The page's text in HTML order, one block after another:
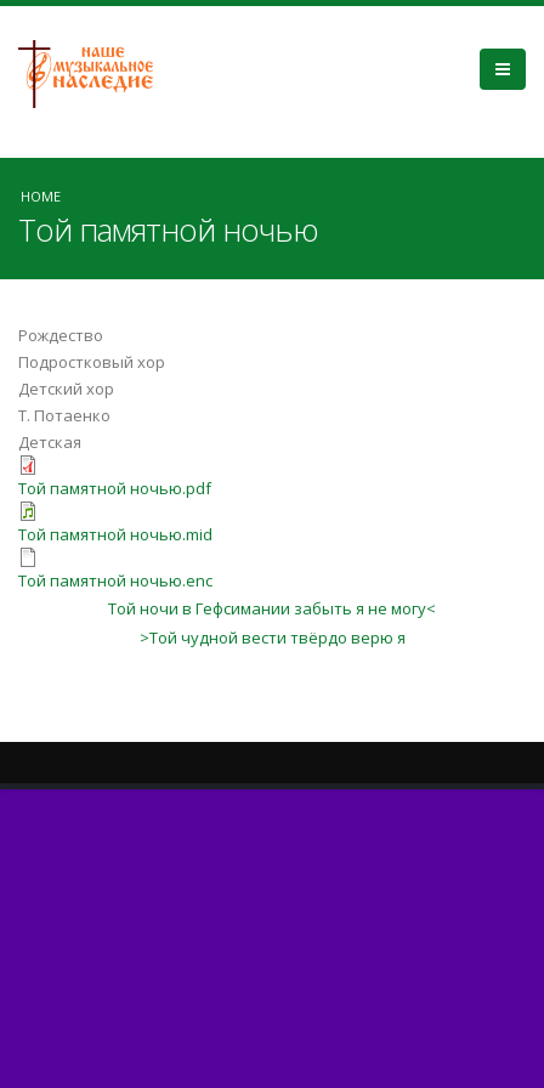
HOME
Той памятной ночью
Рождество
Подростковый хор
Детский хор
Т. Потаенко
Детская
Той памятной ночью.pdf
Той памятной ночью.mid
Той памятной ночью.enc
Той ночи в Гефсимании забыть я не могу<
>Той чудной вести твёрдо верю я